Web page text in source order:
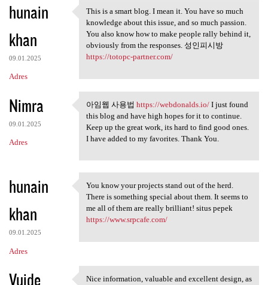
hunain
khan
09.01.2025
Adres
This is a smart blog. I mean
This is a smart blog. I mean it. You have so much
knowledge about this issue, and so much passion.
You also know how to make people rally behind it,
obviously from the responses. 성인피시방
https://totopc-partner.com/
Nimra
09.01.2025
Adres
아임웹 사용법 https://webdonalds.io
아임웹 사용법 https://webdonalds.io/I just found
this blog and have high hopes for it to continue.
Keep up the great work, its hard to find good ones.
I have added to my favorites. Thank You.
hunain
khan
09.01.2025
Adres
You know your projects stand
You know your projects stand out of the herd.
There is something special about them. It seems to
me all of them are really brilliant! situs pepek
https://www.srpcafe.com/
Vuide Nice information, valuable and excellent design, as